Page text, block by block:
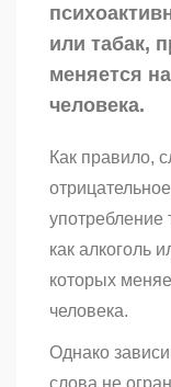
ума
или табак,
меняется
человека.
Как правило,
употребление
как алкоголь
которых
человека.
Однако
слова не